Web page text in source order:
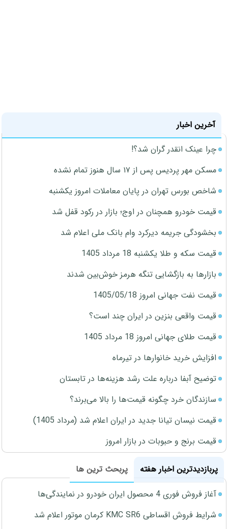
آخرین اخبار
چرا عینک انقدر گران شد؟!
مسکن مهر پردیس پس از ۱۷ سال هنوز تمام نشده
شاخص بورس تهران در پایان معاملات امروز یکشنبه
قیمت خودرو همچنان در اوج؛ بازار در رکود قفل شد
بخشودگی جریمه دیرکرد وام بانک ملی اعلام شد
قیمت سکه و طلا یکشنبه 18 مرداد 1405
بازارها به بازگشایی تنگه هرمز خوش‌بین شدند
قیمت نفت جهانی امروز 1405/05/18
قیمت واقعی بنزین در ایران چند است؟
قیمت طلای جهانی امروز 18 مرداد 1405
افزایش خرید خانوارها در تیرماه
توضیح آبفا درباره علت رشد هزینه‌ها در تابستان
سازندگان خرد چگونه قیمت‌ها را بالا می‌برند؟
قیمت نیسان تیانا جدید در ایران اعلام شد (مرداد 1405)
قیمت برنج و حبوبات در بازار امروز
پربازدیدترین اخبار هفته
پربحث ترین ها
آغاز فروش فوری 4 محصول ایران خودرو در نمایندگی‌ها
شرایط فروش اقساطی KMC SR6 کرمان موتور اعلام شد